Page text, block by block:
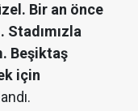
Bir an önce
Stadımızla
Beşiktaş
için